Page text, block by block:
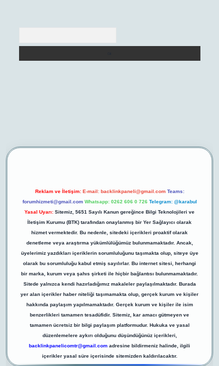
Reklam ve İletişim: E-mail: backlinkpaneli@gmail.com Teams:
forumhizmeti@gmail.com Whatsapp: 0262 606 0 726 Telegram: @karabul
Yasal Uyarı: Sitemiz, 5651 Sayılı Kanun gereğince Bilgi Teknolojileri ve
İletişim Kurumu (BTK) tarafından onaylanmış bir Yer Sağlayıcı olarak
hizmet vermektedir. Bu nedenle, sitedeki içerikleri proaktif olarak
denetleme veya araştırma yükümlülüğümüz bulunmamaktadır. Ancak,
üyelerimiz yazdıkları içeriklerin sorumluluğunu taşımakta olup, siteye üye
olarak bu sorumluluğu kabul etmiş sayılırlar. Bu internet sitesi, herhangi
bir marka, kurum veya şahıs şirketi ile hiçbir bağlantısı bulunmamaktadır.
Sitede yalnızca kendi hazırladığımız makaleler paylaşılmaktadır. Burada
yer alan içerikler haber niteliği taşımamakta olup, gerçek kurum ve kişiler
hakkında paylaşım yapılmamaktadır. Gerçek kurum ve kişiler ile isim
benzerlikleri tamamen tesadüfidir. Sitemiz, kar amacı gütmeyen ve
tamamen ücretsiz bir bilgi paylaşım platformudur. Hukuka ve yasal
düzenlemelere aykırı olduğunu düşündüğünüz içerikleri,
backlinkpanelicomtr@gmail.com adresine bildirmeniz halinde, ilgili
içerikler yasal süre içerisinde sitemizden kaldırılacaktır.